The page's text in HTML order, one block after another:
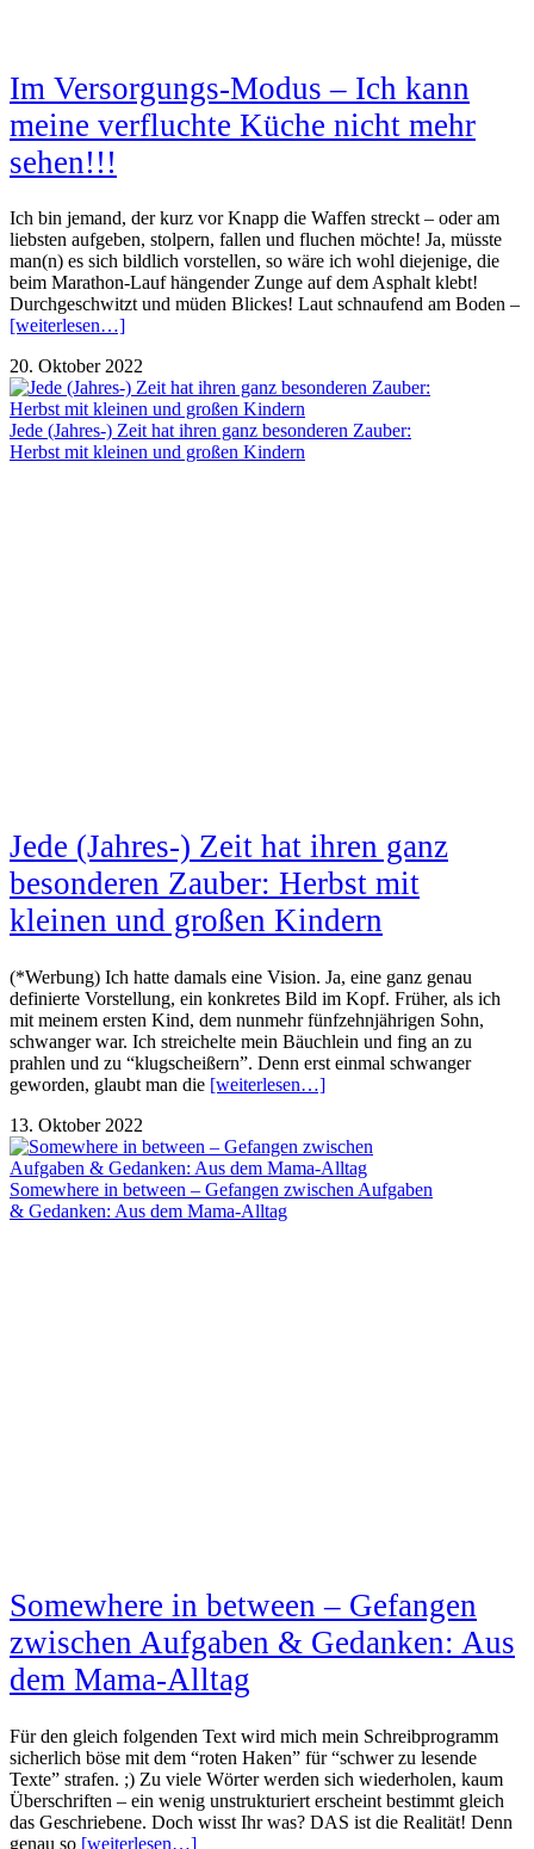
Im Versorgungs-Modus – Ich kann
meine verfluchte Küche nicht mehr
sehen!!!
Ich bin jemand, der kurz vor Knapp die Waffen streckt – oder am
liebsten aufgeben, stolpern, fallen und fluchen möchte! Ja, müsste
man(n) es sich bildlich vorstellen, so wäre ich wohl diejenige, die
beim Marathon-Lauf hängender Zunge auf dem Asphalt klebt!
Durchgeschwitzt und müden Blickes! Laut schnaufend am Boden –
[weiterlesen…]
20. Oktober 2022
Jede (Jahres-) Zeit hat ihren ganz besonderen Zauber:
Herbst mit kleinen und großen Kindern
Jede (Jahres-) Zeit hat ihren ganz
besonderen Zauber: Herbst mit
kleinen und großen Kindern
(*Werbung) Ich hatte damals eine Vision. Ja, eine ganz genau
definierte Vorstellung, ein konkretes Bild im Kopf. Früher, als ich
mit meinem ersten Kind, dem nunmehr fünfzehnjährigen Sohn,
schwanger war. Ich streichelte mein Bäuchlein und fing an zu
prahlen und zu “klugscheißern”. Denn erst einmal schwanger
geworden, glaubt man die [weiterlesen…]
13. Oktober 2022
Somewhere in between – Gefangen zwischen Aufgaben
& Gedanken: Aus dem Mama-Alltag
Somewhere in between – Gefangen
zwischen Aufgaben & Gedanken: Aus
dem Mama-Alltag
Für den gleich folgenden Text wird mich mein Schreibprogramm
sicherlich böse mit dem “roten Haken” für “schwer zu lesende
Texte” strafen. ;) Zu viele Wörter werden sich wiederholen, kaum
Überschriften – ein wenig unstrukturiert erscheint bestimmt gleich
das Geschriebene. Doch wisst Ihr was? DAS ist die Realität! Denn
genau so [weiterlesen…]